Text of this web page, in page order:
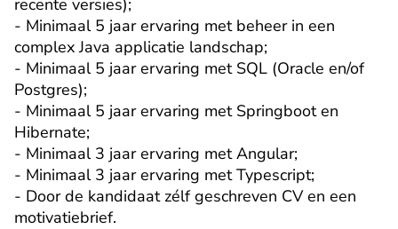
recente versies);
- Minimaal 5 jaar ervaring met beheer in een
complex Java applicatie landschap;
- Minimaal 5 jaar ervaring met SQL (Oracle en/of
Postgres);
- Minimaal 5 jaar ervaring met Springboot en
Hibernate;
- Minimaal 3 jaar ervaring met Angular;
- Minimaal 3 jaar ervaring met Typescript;
- Door de kandidaat zélf geschreven CV en een
motivatiebrief.